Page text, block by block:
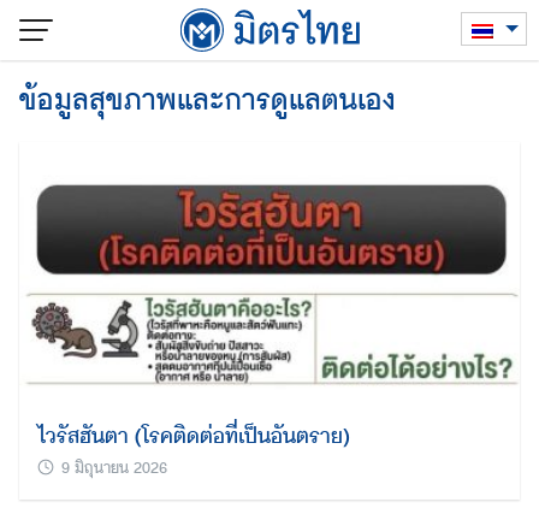
Skip
content
ข้อมูลสุขภาพและการดูแลตนเอง
ไวรัสฮันตา (โรคติดต่อที่เป็นอันตราย)
9 มิถุนายน 2026